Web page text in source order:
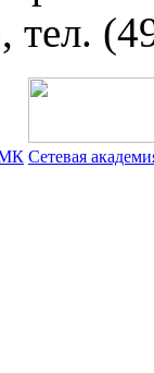
тел.
Сетевая